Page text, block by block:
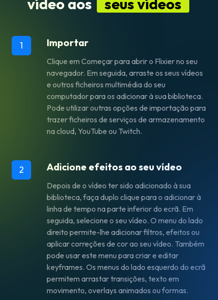
1 Importar
Clique em Começarpara abrir o Flixier no seu
navegador. Em seguida, arraste os seus vídeos
e outros ficheiros multimédia do seu
computador para os adicionar à sua biblioteca.
Pode utilizar outras opções de importação para
trazer ficheiros de serviços de armazenamento
na cloud, YouTube ou Twitch.
2 Adicione efeitos ao seu vídeo
Depois de o vídeo ter sido adicionado à sua
biblioteca, faça duplo clique para o adicionar à
linha de tempo na parte inferior do ecrã. Em
seguida, selecione o seu vídeo. O menu do lado
direito permite-lhe adicionar filtros, efeitos ou
aplicar correções de cor ao seu vídeo. Também
pode usar este menu para criar e editar
keyframes. Os menus do lado esquerdo do ecrã
permitem arrastar transições, texto em
movimento, overlays animados ou formas.